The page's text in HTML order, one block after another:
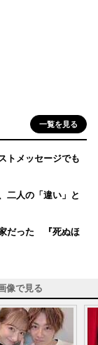
一覧を見る
トメッセージでも
二人の「違い」と
だった 『死ぬほ
像で見る